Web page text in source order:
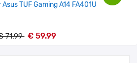
TUF Gaming A14 FA401U
71.99 € 59.99